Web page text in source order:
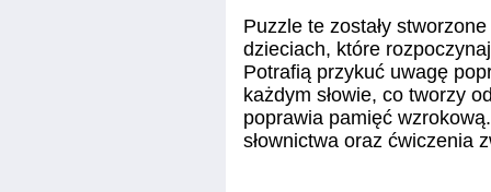
Puzzle te zostały
dzieciach, które
Potrafią przykuć uwagę
każdym słowie, co tworzy
poprawia pamięć
słownictwa oraz ćwiczenia